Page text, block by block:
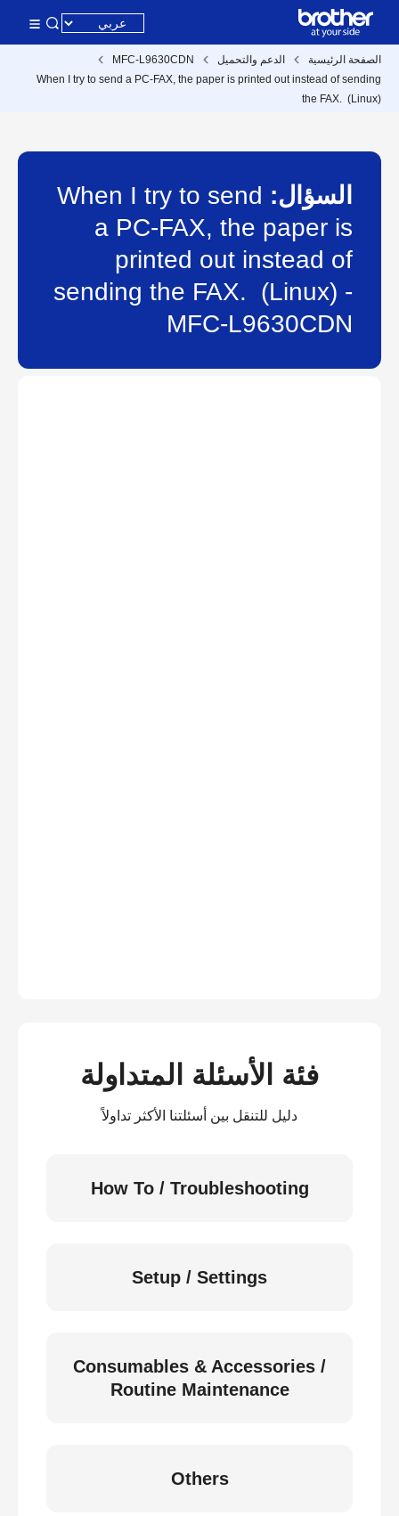
الصفحة الرئيسية الدعم والتحميل
MFC-L9630CDN
When I try to send a PC-FAX, the paper is printed out instead of sending
the FAX. (Linux)
السؤال:
When I try to send
a PC-FAX, the paper is
printed out instead of
sending the FAX. (Linux) -
MFC-L9630CDN
فئة الأسئلة المتداولة
دليل للتنقل بين أسئلتنا الأكثر تداولاً
How To / Troubleshooting
Setup / Settings
Consumables & Accessories /
Routine Maintenance
Others